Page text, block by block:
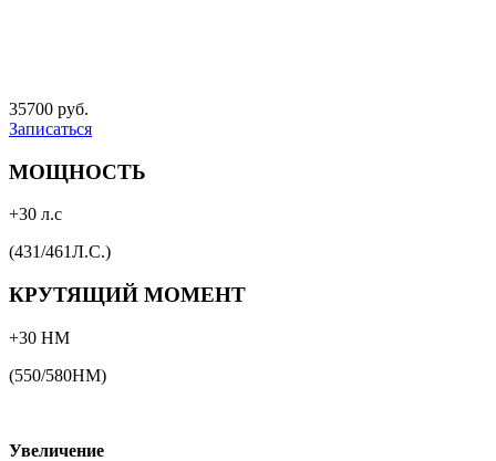
35700 руб.
Записаться
МОЩНОСТЬ
+30 л.с
(431/461Л.С.)
КРУТЯЩИЙ МОМЕНТ
+30 НМ
(550/580НМ)
Увеличение